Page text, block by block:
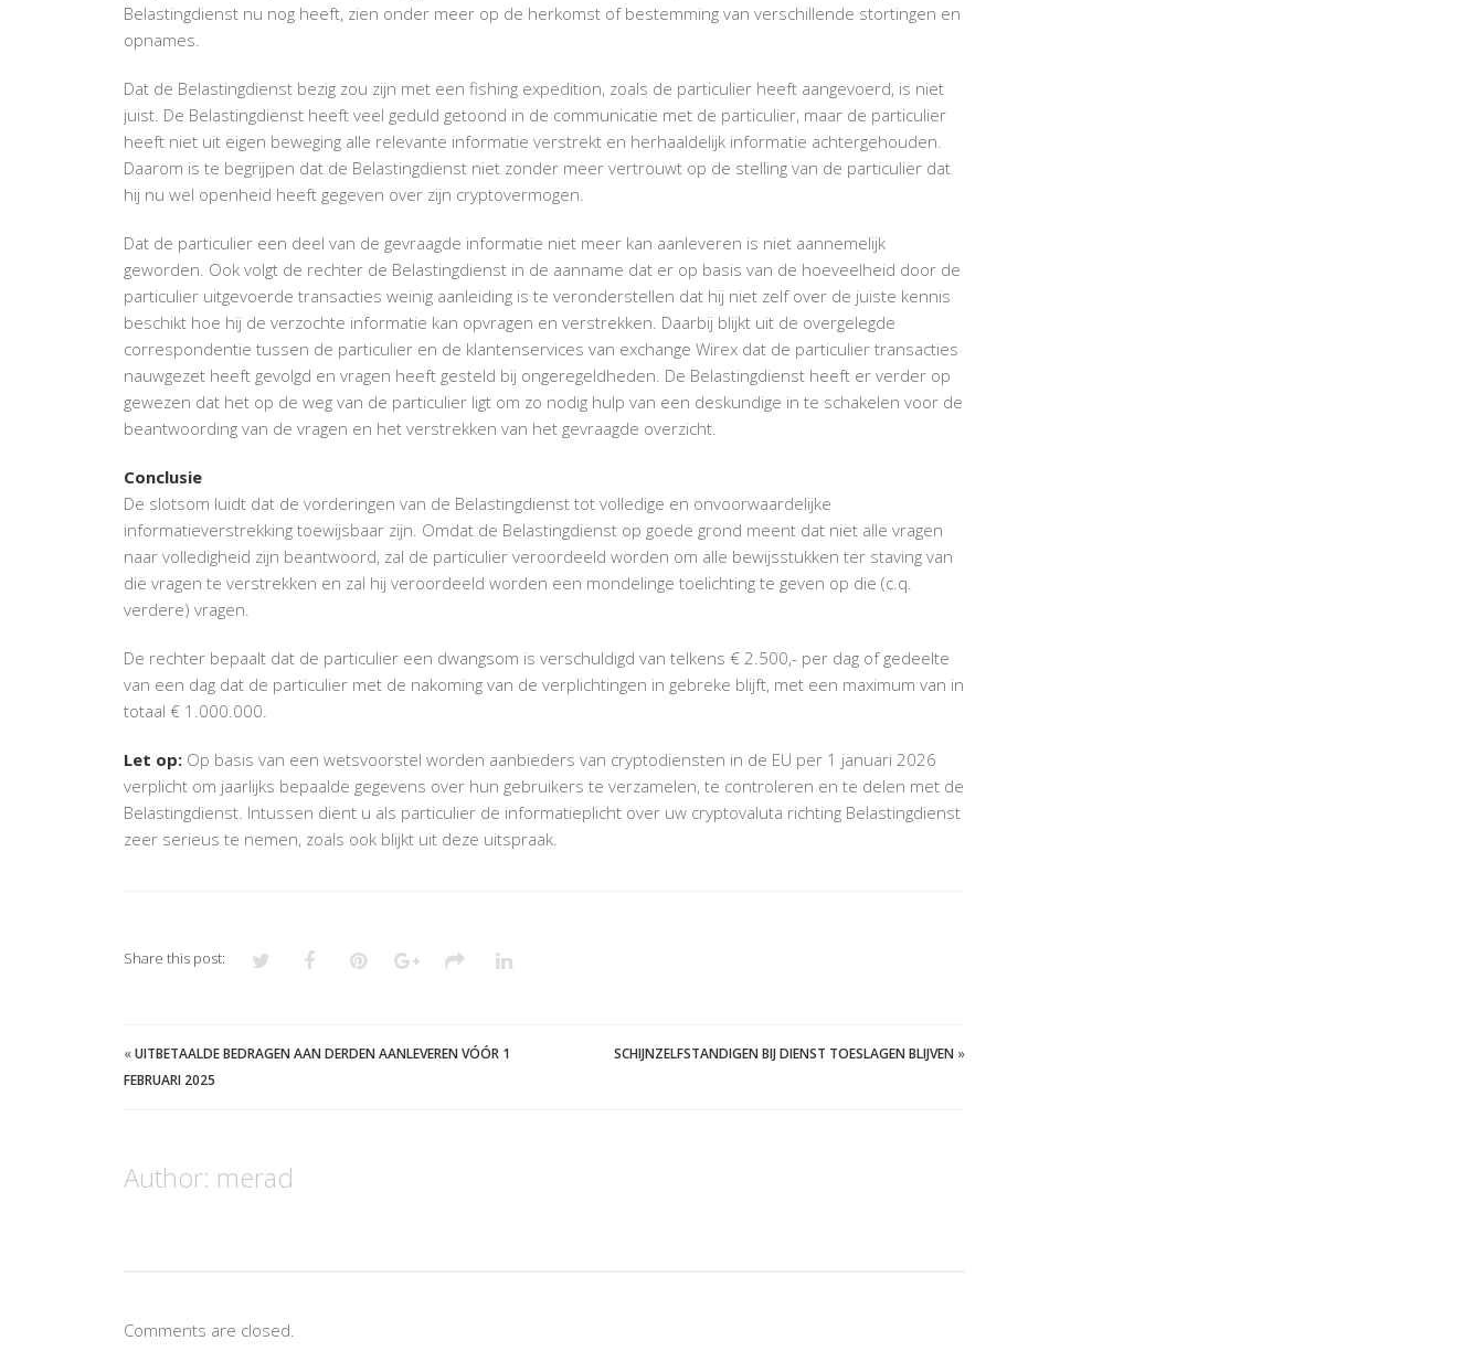
Belastingdienst nu nog heeft, zien onder meer op de herkomst of bestemming van verschillende stortingen en
opnames.
Dat de Belastingdienst bezig zou zijn met een fishing expedition, zoals de particulier heeft aangevoerd, is niet
juist. De Belastingdienst heeft veel geduld getoond in de communicatie met de particulier, maar de particulier
heeft niet uit eigen beweging alle relevante informatie verstrekt en herhaaldelijk informatie achtergehouden.
Daarom is te begrijpen dat de Belastingdienst niet zonder meer vertrouwt op de stelling van de particulier dat
hij nu wel openheid heeft gegeven over zijn cryptovermogen.
Dat de particulier een deel van de gevraagde informatie niet meer kan aanleveren is niet aannemelijk
geworden. Ook volgt de rechter de Belastingdienst in de aanname dat er op basis van de hoeveelheid door de
particulier uitgevoerde transacties weinig aanleiding is te veronderstellen dat hij niet zelf over de juiste kennis
beschikt hoe hij de verzochte informatie kan opvragen en verstrekken. Daarbij blijkt uit de overgelegde
correspondentie tussen de particulier en de klantenservices van exchange Wirex dat de particulier transacties
nauwgezet heeft gevolgd en vragen heeft gesteld bij ongeregeldheden. De Belastingdienst heeft er verder op
gewezen dat het op de weg van de particulier ligt om zo nodig hulp van een deskundige in te schakelen voor de
beantwoording van de vragen en het verstrekken van het gevraagde overzicht.
Conclusie
De slotsom luidt dat de vorderingen van de Belastingdienst tot volledige en onvoorwaardelijke
informatieverstrekking toewijsbaar zijn. Omdat de Belastingdienst op goede grond meent dat niet alle vragen
naar volledigheid zijn beantwoord, zal de particulier veroordeeld worden om alle bewijsstukken ter staving van
die vragen te verstrekken en zal hij veroordeeld worden een mondelinge toelichting te geven op die (c.q.
verdere) vragen.
De rechter bepaalt dat de particulier een dwangsom is verschuldigd van telkens € 2.500,- per dag of gedeelte
van een dag dat de particulier met de nakoming van de verplichtingen in gebreke blijft, met een maximum van in
totaal € 1.000.000.
Let op: Op basis van een wetsvoorstel worden aanbieders van cryptodiensten in de EU per 1 januari 2026
verplicht om jaarlijks bepaalde gegevens over hun gebruikers te verzamelen, te controleren en te delen met de
Belastingdienst. Intussen dient u als particulier de informatieplicht over uw cryptovaluta richting Belastingdienst
zeer serieus te nemen, zoals ook blijkt uit deze uitspraak.
Share this post:
«UITBETAALDE BEDRAGEN AAN DERDEN AANLEVEREN VÓÓR 1
FEBRUARI 2025
SCHIJNZELFSTANDIGEN BIJ DIENST TOESLAGEN BLIJVEN »
Author: merad
Comments are closed.